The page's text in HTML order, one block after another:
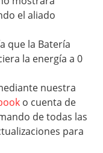
el aliado
que la Batería
la energía a 0
nuestra
o cuenta de
de todas las
para